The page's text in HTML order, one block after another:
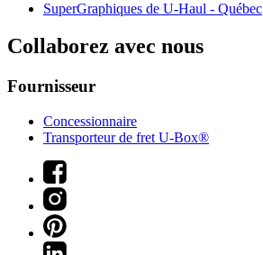
SuperGraphiques de U-Haul - Québec
Collaborez avec nous
Fournisseur
Concessionnaire
Transporteur de fret U-Box®